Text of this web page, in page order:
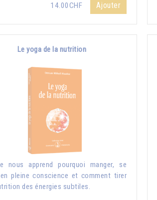
14.00CHF Ajouter
Le yoga de la nutrition
nous apprend pourquoi manger, se
pleine conscience et comment tirer
des énergies subtiles.